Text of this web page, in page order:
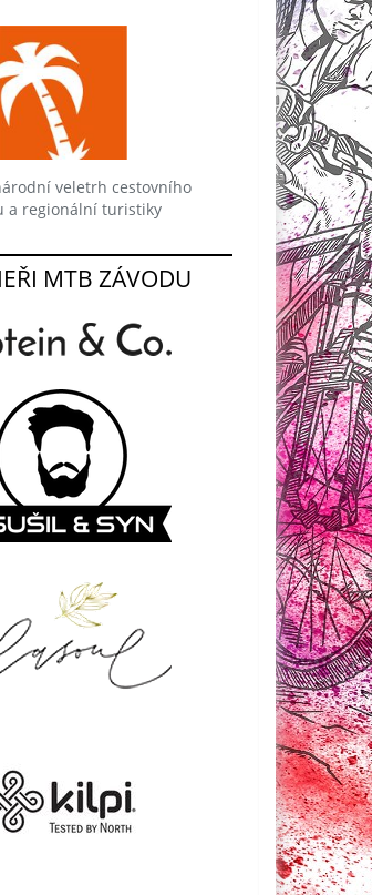
veletrh cestovního
a regionální turistiky
MTB ZÁVODU